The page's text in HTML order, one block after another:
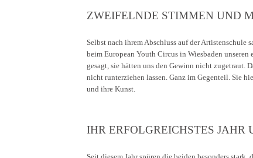
ZWEIFELNDE STIMMEN UND
Selbst nach ihrem Abschluss auf der
beim European Youth Circus in Wiesbaden
gesagt, sie hätten uns den Gewinn nicht zugetraut.
nicht runterziehen lassen. Ganz im Gegenteil. Sie
und ihre Kunst.
IHR ERFOLGREICHSTES JAHR